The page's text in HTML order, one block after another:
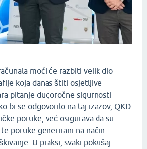
moći će razbiti velik dio
koja danas štiti osjetljive
pitanje dugoročne sigurnosti
bi se odgovorilo na taj izazov, QKD
poruke, već osigurava da su
poruke generirani na način
U praksi, svaki pokušaj